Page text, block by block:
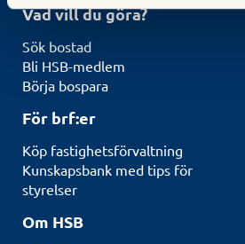
Vad vill du göra?
Sök bostad
Bli HSB-medlem
Börja bospara
För brf:er
Köp fastighetsförvaltning
Kunskapsbank med tips för
styrelser
Om HSB